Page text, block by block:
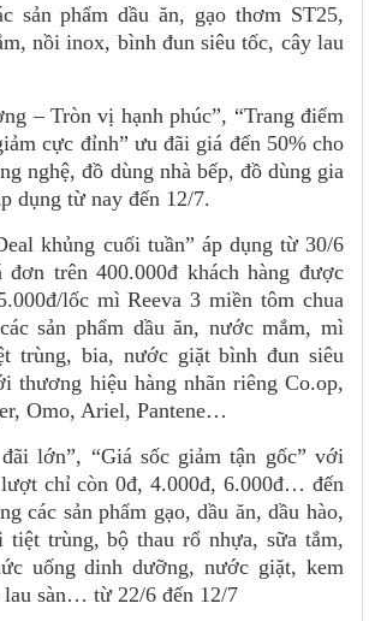
sản phẩm dầu ăn, gạo thơm ST25,
nồi inox, bình đun siêu tốc, cây lau
– Tròn vị hạnh phúc”, “Trang điểm
cực đỉnh” ưu đãi giá đến 50% cho
nghệ, đồ dùng nhà bếp, đồ dùng gia
dụng từ nay đến 12/7.
khủng cuối tuần” áp dụng từ 30/6
trên 400.000đ khách hàng được
lốc mì Reeva 3 miền tôm chua
sản phẩm dầu ăn, nước mắm, mì
trùng, bia, nước giặt bình đun siêu
thương hiệu hàng nhãn riêng Co.op,
Omo, Ariel, Pantene…
lớn”, “Giá sốc giảm tận gốc” với
chỉ còn 0đ, 4.000đ, 6.000đ… đến
các sản phẩm gạo, dầu ăn, dầu hào,
trùng, bộ thau rổ nhựa, sữa tắm,
uống dinh dưỡng, nước giặt, kem
lau sàn… từ 22/6 đến 12/7